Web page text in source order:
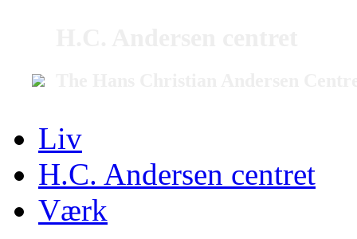
Liv
H.C. Andersen centret
Værk